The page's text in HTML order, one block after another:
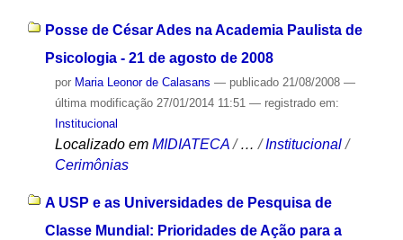
Posse de César Ades na Academia Paulista de
Psicologia - 21 de agosto de 2008
por Maria Leonor de Calasans — publicado21/08/2008 —
última modificação27/01/2014 11:51 — registrado em:
Institucional
Localizado em MIDIATECA /…/Institucional /
Cerimônias
A USP e as Universidades de Pesquisa de
Classe Mundial: Prioridades de Ação para a